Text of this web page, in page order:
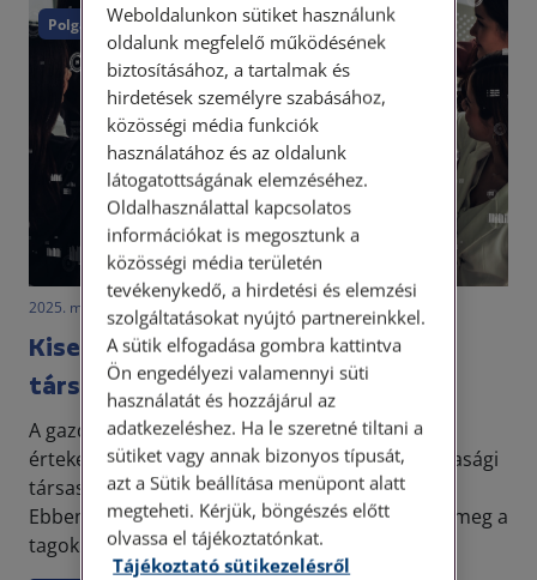
Polgári törvénykönyv
2025. március 11. • LegitiMoadmin
Kisebbségi jogok a gazdasági
társaságokban
A gazdasági társaságokról már korábban
értekeztünk. Amint az már szóba került, a gazdasági
társaságok döntéshozó szerve a legfőbb szerv.
Ebben főszabály szerint szótöbbséggel hozzák meg a
tagok a d...
Weboldalunkon sütiket használunk
oldalunk megfelelő működésének
biztosításához, a tartalmak és
hirdetések személyre szabásához,
közösségi média funkciók
használatához és az oldalunk
látogatottságának elemzéséhez.
Oldalhasználattal kapcsolatos
információkat is megosztunk a
közösségi média területén
tevékenykedő, a hirdetési és elemzési
szolgáltatásokat nyújtó partnereinkkel.
A sütik elfogadása gombra kattintva
Ön engedélyezi valamennyi süti
használatát és hozzájárul az
adatkezeléshez. Ha le szeretné tiltani a
sütiket vagy annak bizonyos típusát,
azt a Sütik beállítása menüpont alatt
megteheti. Kérjük, böngészés előtt
olvassa el tájékoztatónkat.
Tájékoztató sütikezelésről